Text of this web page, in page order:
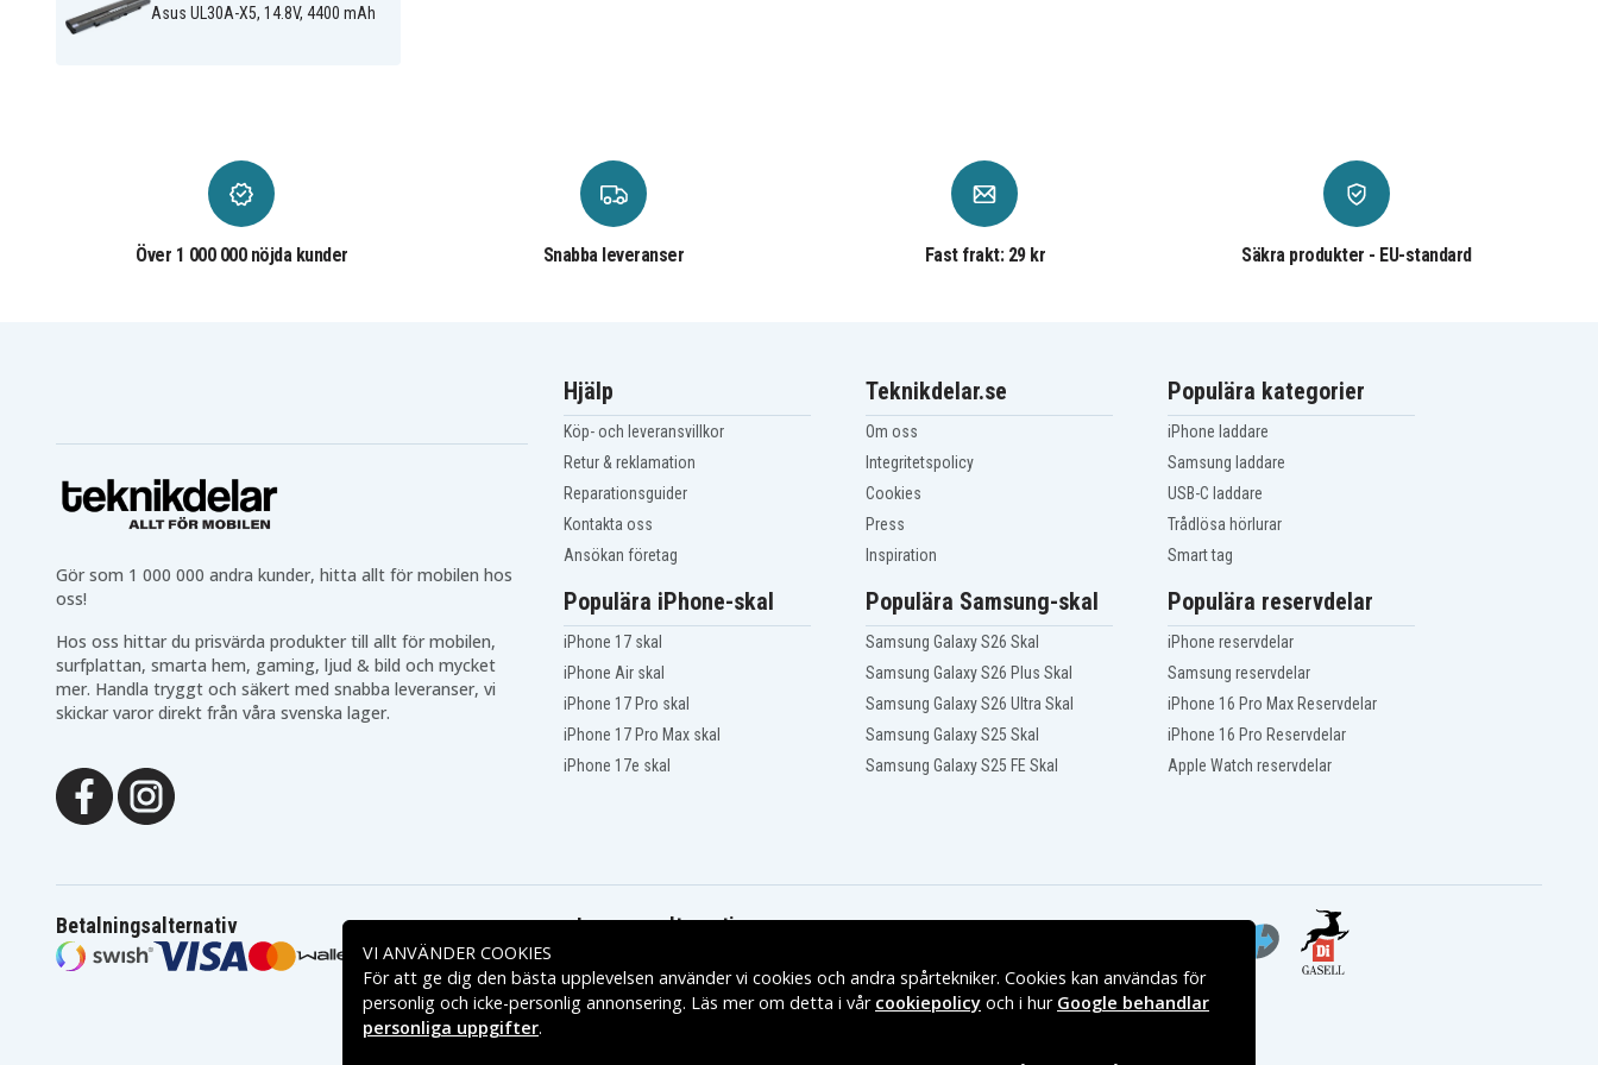
Asus UL30A-X5, 14.8V, 4400 mAh
Över 1 000 000 nöjda kunder Snabba leveranser Fast frakt: 29 kr Säkra produkter - EU-standard
Gör som 1 000 000 andra kunder, hitta allt för mobilen hos
oss!
Hos oss hittar du prisvärda produkter till allt för mobilen,
surfplattan, smarta hem, gaming, ljud & bild och mycket
mer. Handla tryggt och säkert med snabba leveranser, vi
skickar varor direkt från våra svenska lager.
Hjälp
Köp- och leveransvillkor
Retur & reklamation
Reparationsguider
Kontakta oss
Ansökan företag
Teknikdelar.se
Om oss
Integritetspolicy
Cookies
Press
Inspiration
Populära kategorier
iPhone laddare
Samsung laddare
USB-C laddare
Trådlösa hörlurar
Smart tag
Populära iPhone-skal
iPhone 17 skal
iPhone Air skal
iPhone 17 Pro skal
iPhone 17 Pro Max skal
iPhone 17e skal
Populära Samsung-skal
Samsung Galaxy S26 Skal
Samsung Galaxy S26 Plus Skal
Samsung Galaxy S26 Ultra Skal
Samsung Galaxy S25 Skal
Samsung Galaxy S25 FE Skal
Populära reservdelar
iPhone reservdelar
Samsung reservdelar
iPhone 16 Pro Max Reservdelar
iPhone 16 Pro Reservdelar
Apple Watch reservdelar
Betalningsalternativ Leveransalternativ
VI ANVÄNDER COOKIES
För att ge dig den bästa upplevelsen använder vi cookies och andra spårtekniker. Cookies kan användas för
personlig och icke-personlig annonsering. Läs mer om detta i vår cookiepolicy och i hur Google behandlar
personliga uppgifter.